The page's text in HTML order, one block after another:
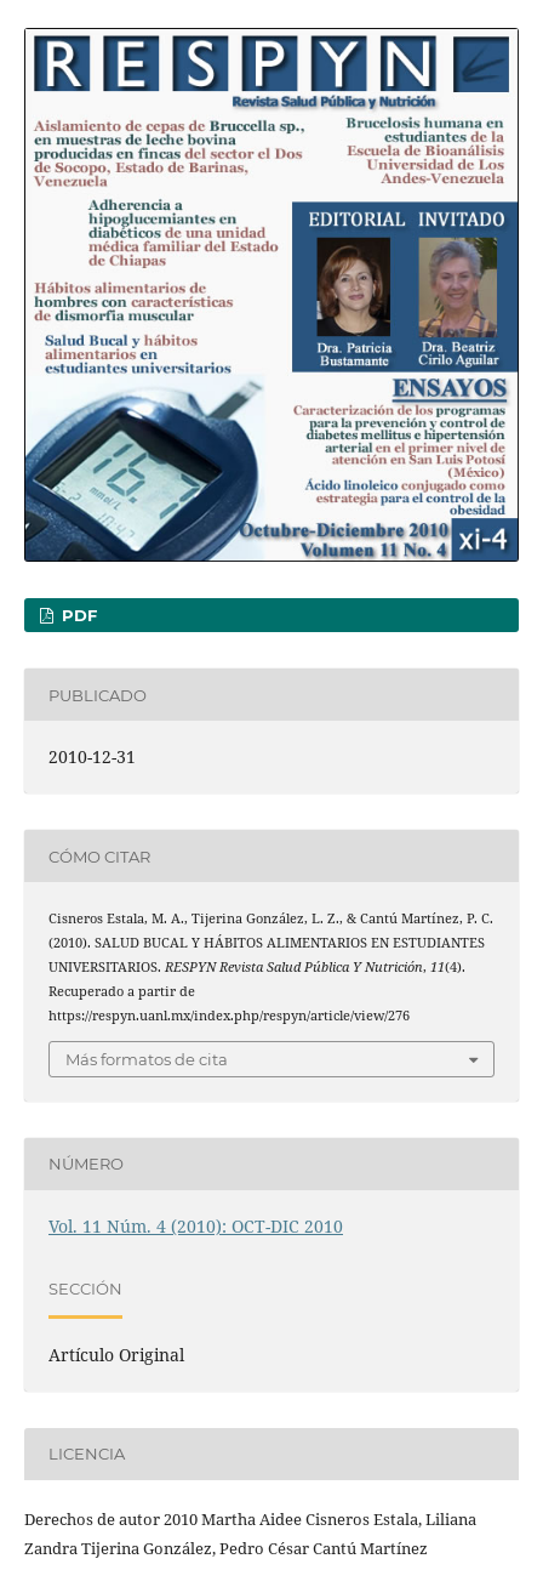
PDF
PUBLICADO
2010-12-31
CÓMO CITAR
Cisneros Estala, M. A., Tijerina González, L. Z., & Cantú Martínez, P. C.
(2010). SALUD BUCAL Y HÁBITOS ALIMENTARIOS EN ESTUDIANTES
UNIVERSITARIOS. RESPYN Revista Salud Pública Y Nutrición, 11(4).
Recuperado a partir de
https://respyn.uanl.mx/index.php/respyn/article/view/276
Más formatos de cita
NÚMERO
Vol. 11 Núm. 4 (2010): OCT-DIC 2010
SECCIÓN
Artículo Original
LICENCIA
Derechos de autor 2010 Martha Aidee Cisneros Estala, Liliana
Zandra Tijerina González, Pedro César Cantú Martínez